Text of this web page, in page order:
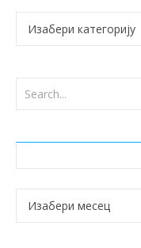
Категорије
Архиве